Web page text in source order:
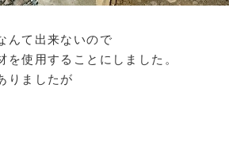
んて出来ないので
使用することにしました。
りましたが